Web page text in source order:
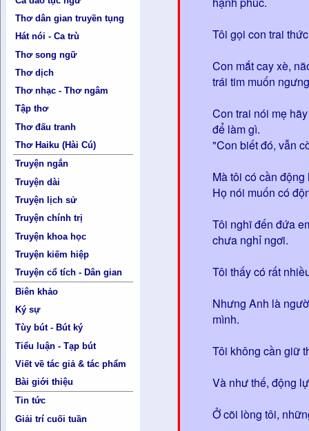
Thơ dân gian truyền tụng
Hát nói - Ca trù
Thơ song ngữ
Thơ dịch
Thơ nhạc - Thơ ngâm
Tập thơ
Thơ đấu tranh
Thơ Haiku (Hài Cú)
Truyện ngắn
Truyện dài
Truyện lịch sử
Truyện chính trị
Truyện khoa học
Truyện kiếm hiệp
Truyện cổ tích - Dân gian
Biên khảo
Ký sự
Tùy bút - Bút ký
Tiểu luận - Tạp bút
Viết về tác giả & tác phẩm
Bài giới thiệu
Tin tức
Giải trí cuối tuần
Tôi gọi con trai
Con mắt cay xè,
trái tim muốn
Con trai nói mẹ
để làm gì.
"Con biết đó, vẫn
Mà tôi có cần
Họ nói muốn có
Tôi nghĩ đến đứa
chưa nghỉ ngơi.
Tôi thấy có rất
Nhưng Anh là
mình.
Tôi không cần giữ
Và như thế, động
Ở cõi lòng tôi,